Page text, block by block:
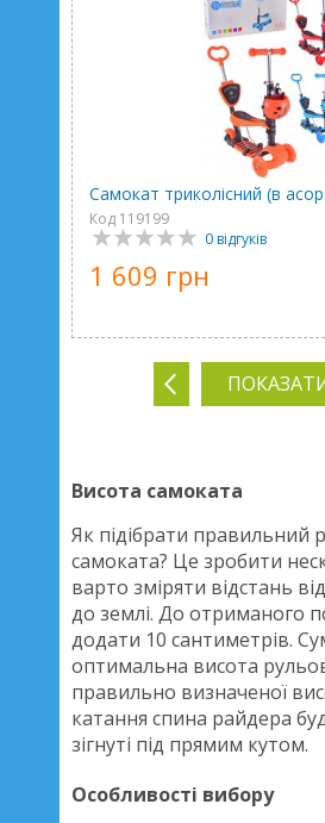
Самокат триколісний (в
Код 119199
0 відгуків
1 609 грн
Висота самоката
Як підібрати правильний
самоката? Це зробити
варто зміряти відстань
до землі. До отриманого
додати 10 сантиметрів.
оптимальна висота
правильно визначеної
катання спина райдера
зігнуті під прямим кутом.
Особливості вибору